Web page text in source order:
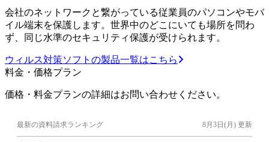
会社のネットワークと繋がっている従業員のパソコンやモバ
イル端末を保護します。世界中のどこにいても場所を問わ
ず、同じ水準のセキュリティ保護が受けられます。
ウィルス対策ソフトの製品一覧はこちら
料金・価格プラン
価格・料金プランの詳細はお問い合わせください。
最新の資料請求ランキング 8月3日(月) 更新